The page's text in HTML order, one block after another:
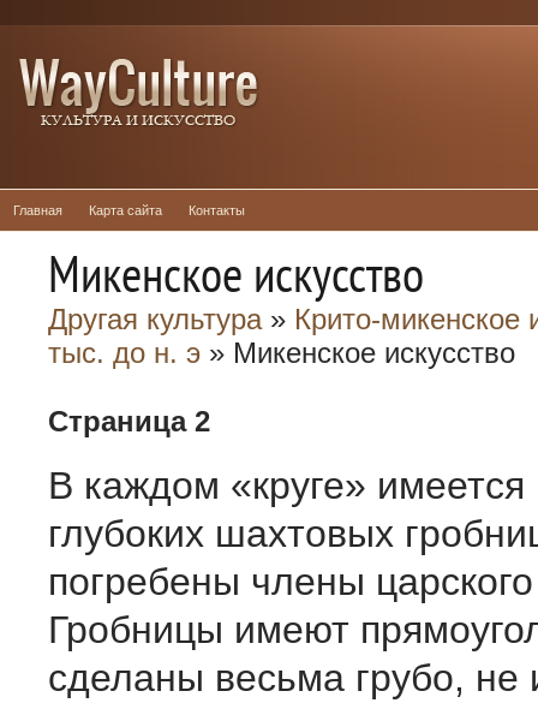
Главная Карта сайта Контакты
Микенское искусство
Другая культура» Крито-микенское
тыс. до н. э » Микенское искусство
Страница 2
В каждом «круге» имеется
глубоких шахтовых
погребены члены
Гробницы имеют
сделаны весьма грубо,